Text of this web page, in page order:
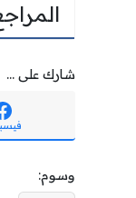
شارك على ...
وسوم: